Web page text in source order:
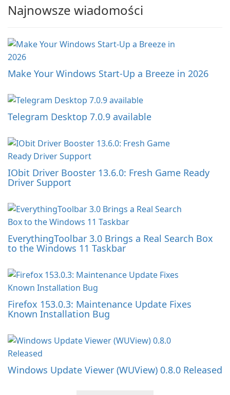
Najnowsze wiadomości
Make Your Windows Start-Up a Breeze in 2026
Telegram Desktop 7.0.9 available
IObit Driver Booster 13.6.0: Fresh Game Ready
Driver Support
EverythingToolbar 3.0 Brings a Real Search Box
to the Windows 11 Taskbar
Firefox 153.0.3: Maintenance Update Fixes
Known Installation Bug
Windows Update Viewer (WUView) 0.8.0 Released